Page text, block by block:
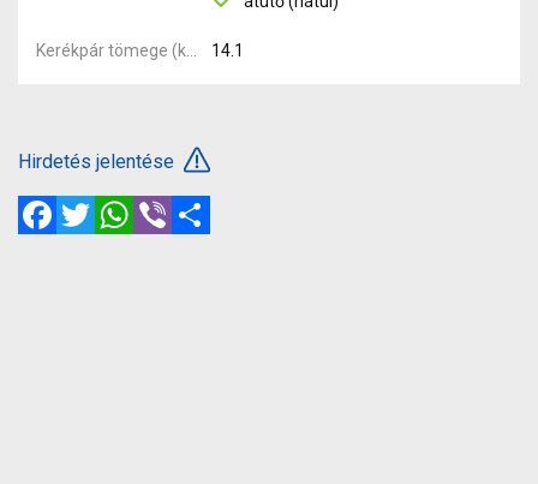
14.1
Hirdetés jelentése
FacebookTwitterWhatsApp
Viber